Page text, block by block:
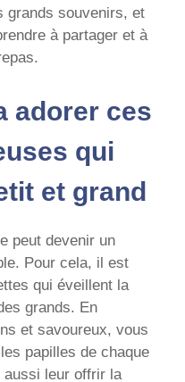
grands souvenirs, et
à partager et à
adorer ces
qui
et grand
peut devenir un
Pour cela, il est
qui éveillent la
grands. En
et savoureux, vous
papilles de chaque
aussi leur offrir la